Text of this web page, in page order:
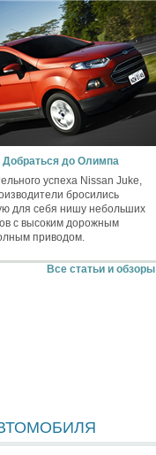
Добраться до Олимпа
успеха Nissan Juke,
бросились
для себя нишу небольших
с высоким дорожным
приводом.
Все статьи и обзоры